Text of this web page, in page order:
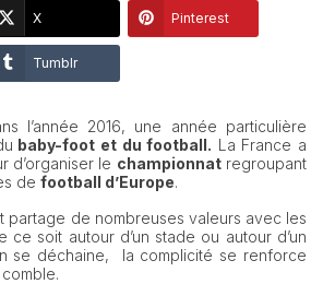
X Pinterest
Tumblr
l’année 2016, une année particulière
baby-foot et du football. La France a
d’organiser le championnatregroupant
de football d’Europe.
partage de nombreuses valeurs avec les
ce soit autour d’un stade ou autour d’un
se déchaine, la complicité se renforce